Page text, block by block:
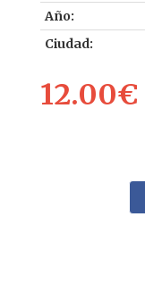
Año:
Ciudad:
12.00€